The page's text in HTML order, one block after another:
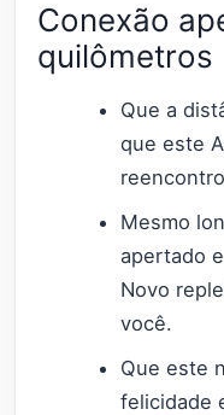
Conexão
quilômetros
Que a
que este
Mesmo
apertado
Novo
você.
Que este
felicidade